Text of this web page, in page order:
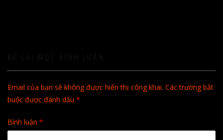
Email của bạn sẽ không được hiển thị công khai. Các trường bắt
buộc được đánh dấu *
Bình luận *